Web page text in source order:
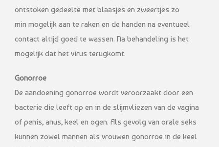
ontstoken gedeelte met blaasjes en zweertjes zo
min mogelijk aan te raken en de handen na eventueel
contact altijd goed te wassen. Na behandeling is het
mogelijk dat het virus terugkomt.
Gonorroe
De aandoening gonorroe wordt veroorzaakt door een
bacterie die leeft op en in de slijmvliezen van de vagina
of penis, anus, keel en ogen. Als gevolg van orale seks
kunnen zowel mannen als vrouwen gonorroe in de keel